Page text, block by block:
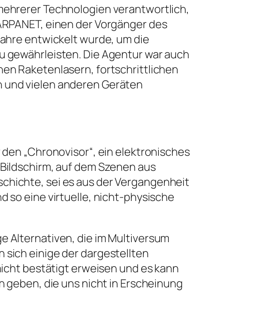
Technologien verantwortlich,
einen der Vorgänger des
entwickelt wurde, um die
gewährleisten. Die Agentur war auch
Raketenlasern, fortschrittlichen
vielen anderen Geräten
„Chronovisor“, ein elektronisches
auf dem Szenen aus
sei es aus der Vergangenheit
so eine virtuelle, nicht-physische
Alternativen, die im Multiversum
sich einige der dargestellten
bestätigt erweisen und es kann
die uns nicht in Erscheinung